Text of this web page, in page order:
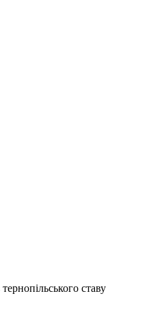
ставу